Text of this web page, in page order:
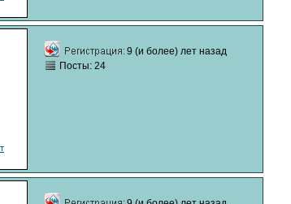
9 (и более) лет назад
Посты: 24